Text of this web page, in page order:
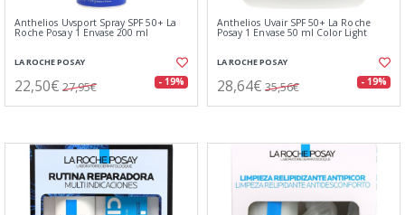
Anthelios Uvsport Spray SPF 50+ La
Roche Posay 1 Envase 200 ml
LA ROCHE POSAY
22,50€ 27,95€ - 19%
Anthelios Uvair SPF 50+ La Roche
Posay 1 Envase 50 ml Color Light
LA ROCHE POSAY
28,64€ 35,56€ - 19%